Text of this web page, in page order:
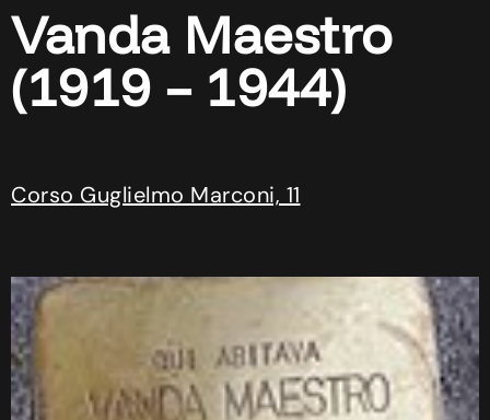
Vanda Maestro
(1919 – 1944)
Corso Guglielmo Marconi, 11